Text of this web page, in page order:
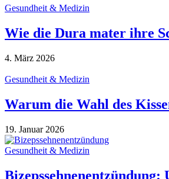
Gesundheit & Medizin
Wie die Dura mater ihre
4. März 2026
Gesundheit & Medizin
Warum die Wahl des
19. Januar 2026
Gesundheit & Medizin
Bizepssehnenentzündung: